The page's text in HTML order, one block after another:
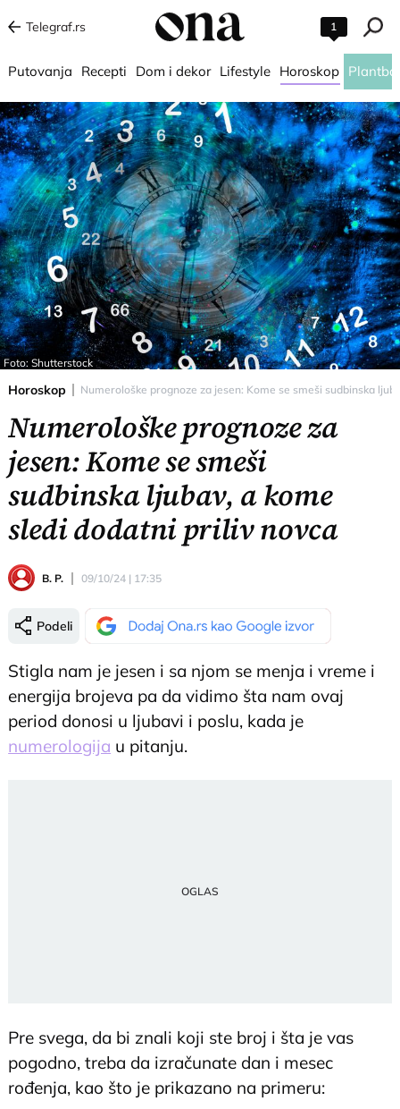
Telegraf.rs 1
Putovanja Recepti Dom i dekor Lifestyle Horoskop
Foto: Shutterstock
Horoskop Numerološke prognoze za jesen: Kome se smeši sudbinska
Numerološke prognoze za
jesen: Kome se smeši
sudbinska ljubav, a kome
sledi dodatni priliv novca
B. P. 09/10/24 | 17:35
Podeli
Stigla nam je jesen i sa njom se menja i vreme i
energija brojeva pa da vidimo šta nam ovaj
period donosi u ljubavi i poslu, kada je
numerologija u pitanju.
Pre svega, da bi znali koji ste broj i šta je vas
pogodno, treba da izračunate dan i mesec
rođenja, kao što je prikazano na primeru: